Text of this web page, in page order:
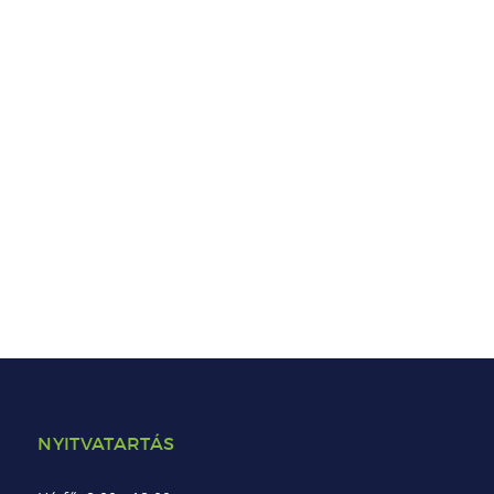
NYITVATARTÁS